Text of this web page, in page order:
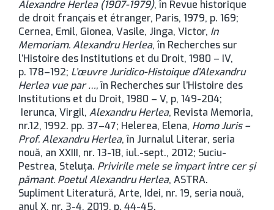
Alexandre Herlea (1907-1979), în Revue historique
de droit français et étranger, Paris, 1979, p. 169;
Cernea, Emil, Gionea, Vasile, Jinga, Victor, In
Memoriam. Alexandru Herlea, în Recherches sur
l’Histoire des Institutions et du Droit, 1980 – IV,
p. 178–192; L’œuvre Juridico-Histoique d’Alexandru
Herlea vue par …,în Recherches sur l’Histoire des
Institutions et du Droit, 1980 – V, p, 149-204;
Ierunca, Virgil, Alexandru Herlea, Revista Memoria,
nr.12, 1992. pp. 37–47; Helerea, Elena, Homo Juris –
Prof. Alexandru Herlea, în Jurnalul Literar, seria
nouă, an XXIII, nr. 13-18, iul.-sept., 2012; Suciu-
Pestrea, Steluța. Privirile mele se împart între cer și
pămant. Poetul Alexandru Herlea, ASTRA.
Supliment Literatură, Arte, Idei, nr. 19, seria nouă,
anul X, nr. 3-4, 2019, p. 44-45.